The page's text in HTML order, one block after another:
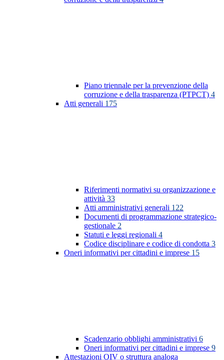
Piano triennale per la prevenzione della
corruzione e della trasparenza (PTPCT) 4
Atti generali 175
Riferimenti normativi su organizzazione e
attività 33
Atti amministrativi generali 122
Documenti di programmazione strategico-
gestionale 2
Statuti e leggi regionali 4
Codice disciplinare e codice di condotta 3
Oneri informativi per cittadini e imprese 15
Scadenzario obblighi amministrativi 6
Oneri informativi per cittadini e imprese 9
Attestazioni OIV o struttura analoga